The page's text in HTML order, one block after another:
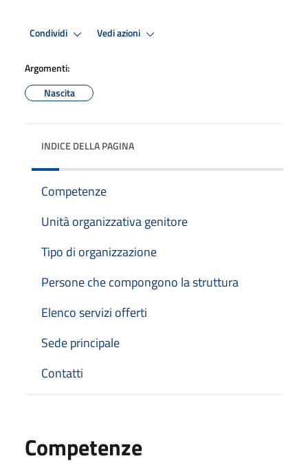
Condividi Vedi azioni
Argomenti:
Nascita
INDICE DELLA PAGINA
Competenze
Unità organizzativa genitore
Tipo di organizzazione
Persone che compongono la struttura
Elenco servizi offerti
Sede principale
Contatti
Competenze